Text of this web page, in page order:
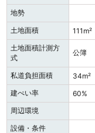
地勢
土地面積
111m²
土地面積計測方
式
公簿
私道負担面積
34m²
建ぺい率
60%
周辺環境
設備・条件